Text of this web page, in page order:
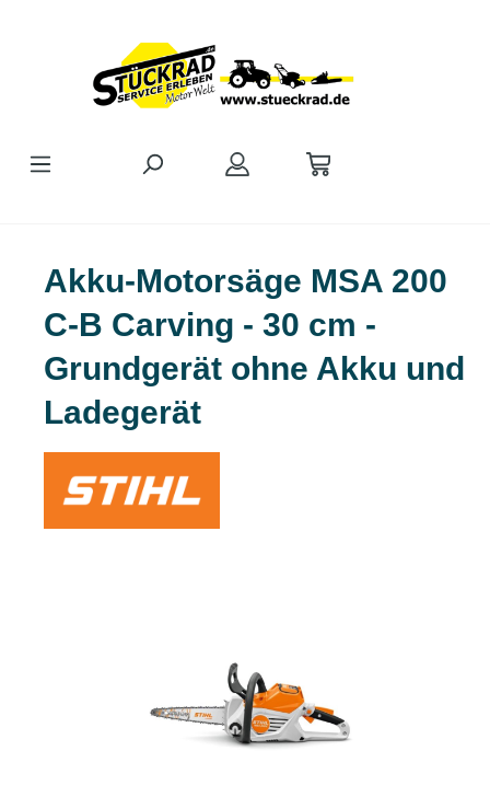
Akku-Motorsäge MSA 200
C-B Carving - 30 cm -
Grundgerät ohne Akku und
Ladegerät